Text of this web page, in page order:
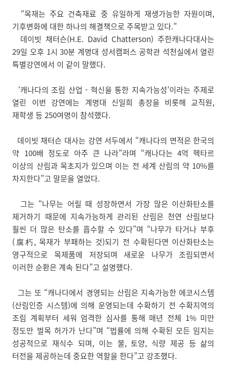
“목재는 주요 건축재료 중 유일하게 재생가능한 자원이며,
기후변화에 대한 하나의 해결책으로 주목받고 있다.”
데이빗 채터슨(H.E. David Chatterson) 주한캐나다대사는
29일 오후 1시 30분 계명대 성서캠퍼스 공학관 석천실에서 열린
특별강연에서 이 같이 말했다.
‘캐나다의 조림 산업 - 혁신을 통한 지속가능성’이라는 주제로
열린 이번 강연에는 계명대 신일희 총장을 비롯해 교직원,
재학생 등 250여명이 참석했다.
데이빗 채터슨 대사는 강연 서두에서 “캐나다의 면적은 한국의
약 100배 정도로 아주 큰 나라”라며 “캐나다는 4억 헥타르
이상의 산림과 목초지가 있으며 이는 전 세계 산림의 약 10%를
차지한다”고 말문을 열었다.
그는 “나무는 어릴 때 성장하면서 가장 많은 이산화탄소를
제거하기 때문에 지속가능하게 관리된 산림은 천연 산림보다
훨씬 더 많은 탄소를 흡수할 수 있다”며 “나무가 타거나 부후
(腐朽, 목재가 부패하는 것)되기 전 수확된다면 이산화탄소는
영구적으로 목제품에 저장되며 새로운 나무가 조림되면서
이러한 순환은 계속 된다”고 설명했다.
그는 또 “캐나다에서 경영되는 산림은 지속가능한 에코시스템
(산림인증 시스템)에 의해 운영되는데 수확하기 전 수확지역의
조림 계획부터 세워 엄격한 심사를 통해 매년 전체 1% 미만
정도만 벌목 허가가 난다”며 “법률에 의해 수확된 모든 임지는
성공적으로 재식수 되며, 이는 물, 토양, 식량 제공 등 삶의
터전을 제공하는데 중요한 역할을 한다”고 강조했다.